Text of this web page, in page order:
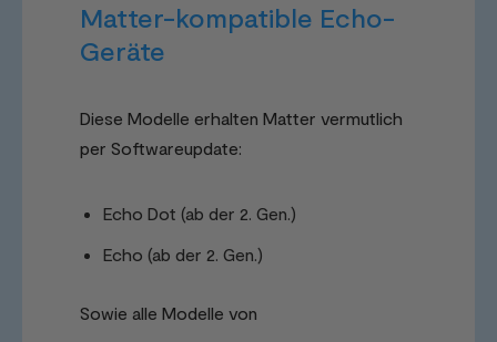
Matter-kompatible Echo-
Geräte
Diese Modelle erhalten Matter vermutlich
per Softwareupdate:
Echo Dot (ab der 2. Gen.)
Echo (ab der 2. Gen.)
Sowie alle Modelle von